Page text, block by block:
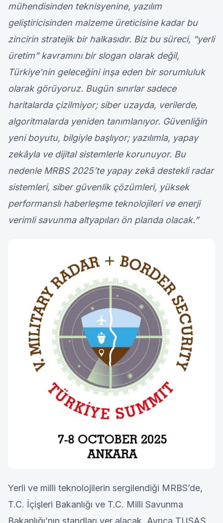
mühendisinden teknisyenine, yazılım
geliştiricisinden malzeme üreticisine kadar bu
zincirin stratejik bir halkasıdır. Biz bu süreci, “yerli
üretim” kavramını bir slogan olarak değil,
Türkiye’nin geleceğini inşa eden bir sorumluluk
olarak görüyoruz. Bugün sınırlar sadece
haritalarda çizilmiyor; siber uzayda, verilerde,
algoritmalarda yeniden tanımlanıyor. Güvenliğin
yeni boyutu, bilgiyle başlıyor; yazılımla, yapay
zekâyla ve dijital sistemlerle korunuyor. Bu
nedenle MRBS 2025’te yapay zekâ destekli radar
sistemleri, siber güvenlik çözümleri, yüksek
performanslı haberleşme teknolojileri ve enerji
verimli savunma altyapıları ön planda olacak.”
Yerli ve milli teknolojilerin sergilendiği MRBS’de,
T.C. İçişleri Bakanlığı ve T.C. Milli Savunma
Bakanlığı’nın standları yer alacak. Ayrıca TUSAŞ,